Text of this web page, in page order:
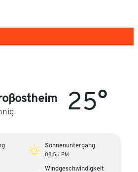
25°
Sonnenuntergang
08:56 PM
Windgeschwindigkeit